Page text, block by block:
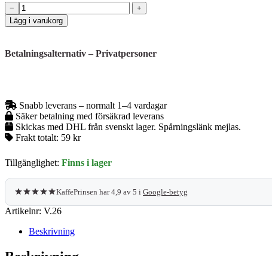
Rengöringsborste
–
För
och
kaffemaskin
−
+
Lägg i varukorg
Betalningsalternativ – Privatpersoner
Snabb leverans – normalt 1–4 vardagar
Säker betalning med försäkrad leverans
Skickas med DHL från svenskt lager. Spårningslänk mejlas.
Frakt totalt: 59 kr
Tillgänglighet: Finns i lager
KaffePrinsen har 4,9 av 5 i Google-betyg
Artikelnr: V.26
Beskrivning